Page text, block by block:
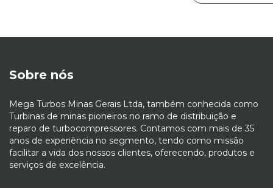
Sobre nós
Mega Turbos Minas Gerais Ltda, também conhecida como
Turbinas de minas pioneiros no ramo de distribuição e
reparo de turbocompressores. Contamos com mais de 35
anos de experiência no segmento, tendo como missão
facilitar a vida dos nossos clientes, oferecendo, produtos e
serviços de excelência.